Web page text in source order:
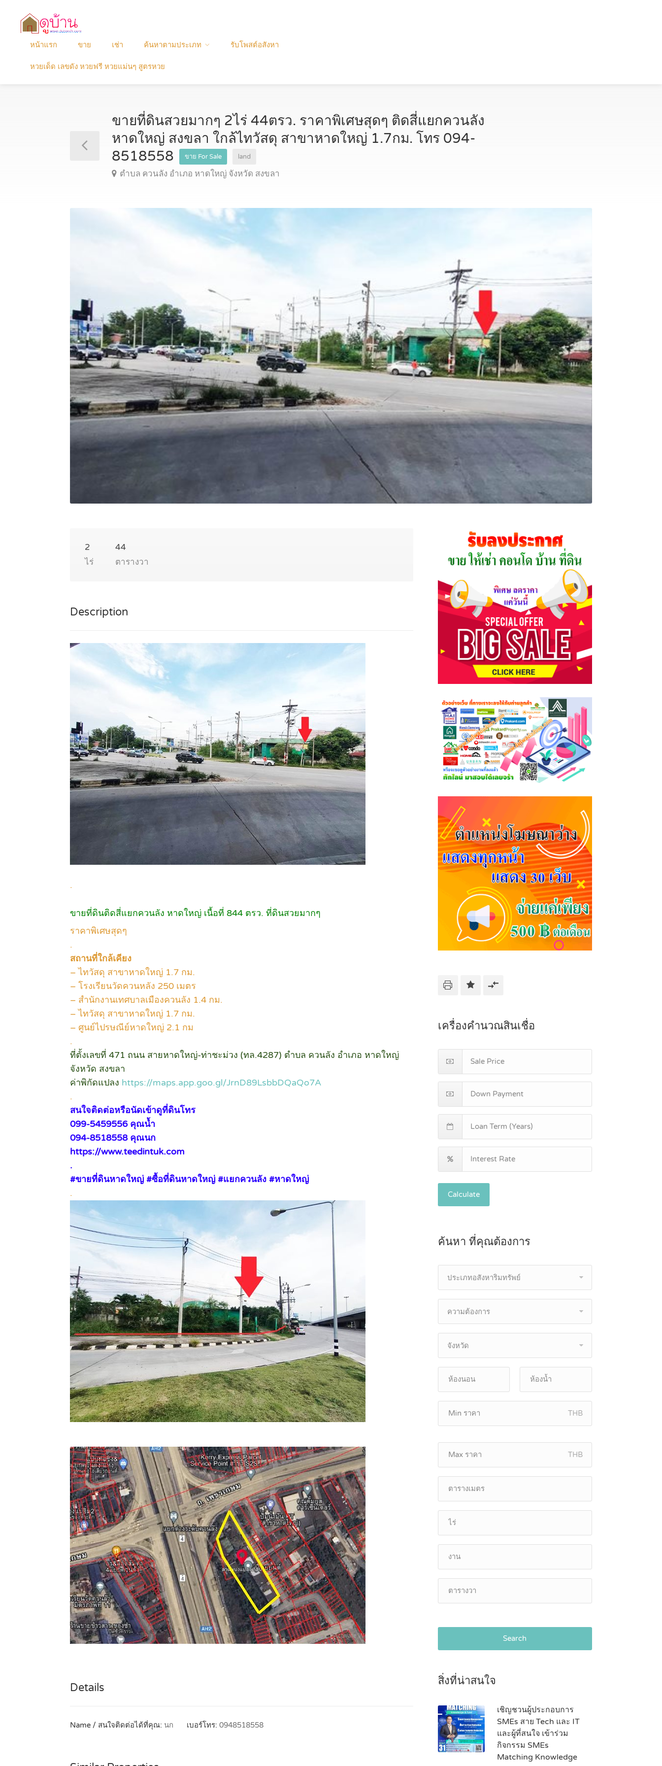
หน้าแรก ขาย เช่า ค้นหาตามประเภท รับโพสต์อสังหา
หวยเด็ด เลขดัง หวยฟรี หวยแม่นๆ สูตรหวย
ขายที่ดินสวยมากๆ 2ไร่ 44ตรว. ราคาพิเศษสุดๆ ติดสี่แยกควนลัง
หาดใหญ่ สงขลา ใกล้ไทวัสดุ สาขาหาดใหญ่ 1.7กม. โทร 094-
8518558
ขาย For Sale land
ตำบล ควนลัง อำเภอ หาดใหญ่ จังหวัด สงขลา
2
ไร่
44
ตารางวา
Description
.
ขายที่ดินติดสี่แยกควนลัง หาดใหญ่ เนื้อที่ 844 ตรว. ที่ดินสวยมากๆ
ราคาพิเศษสุดๆ
.
สถานที่ใกล้เคียง
– ไทวัสดุ สาขาหาดใหญ่ 1.7 กม.
– โรงเรียนวัดควนหลัง 250 เมตร
– สำนักงานเทศบาลเมืองควนลัง 1.4 กม.
– ไทวัสดุ สาขาหาดใหญ่ 1.7 กม.
– ศูนย์ไปรษณีย์หาดใหญ่ 2.1 กม
.
ที่ตั้งเลขที่ 471 ถนน สายหาดใหญ่-ท่าชะม่วง (ทล.4287) ตำบล ควนลัง อำเภอ หาดใหญ่
จังหวัด สงขลา
ค่าพิกัดแปลง https://maps.app.goo.gl/JrnD89LsbbDQaQo7A
.
สนใจติดต่อหรือนัดเข้าดูที่ดินโทร
099-5459556 คุณน้ำ
094-8518558 คุณนก
https://www.teedintuk.com
.
#ขายที่ดินหาดใหญ่ #ซื้อที่ดินหาดใหญ่ #แยกควนลัง #หาดใหญ่
.
Details
Name / สนใจติดต่อได้ที่คุณ: นก เบอร์โทร:0948518558
เครื่องคำนวณสินเชื่อ
Calculate
ค้นหา ที่คุณต้องการ
ประเภทอสังหาริมทรัพย์
ความต้องการ
จังหวัด
THB
THB
Search
สิ่งที่น่าสนใจ
เชิญชวนผู้ประกอบการ
SMEs สาย Tech และ IT
และผู้ที่สนใจ เข้าร่วม
กิจกรรม SMEs
Matching Knowledge